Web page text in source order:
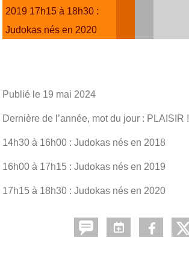
2019 17h15 à 18h30 :
Judokas nés en 2020
Publié le 19 mai 2024
Dernière de l’année, mot du jour : PLAISIR !
14h30 à 16h00 : Judokas nés en 2018
16h00 à 17h15 : Judokas nés en 2019
17h15 à 18h30 : Judokas nés en 2020